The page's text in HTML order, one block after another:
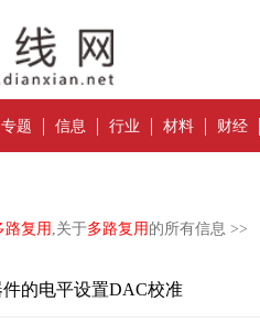
专题 信息 行业 材料 财经
路复用 ,关于多路复用 的所有信息 >>
的电平设置DAC校准